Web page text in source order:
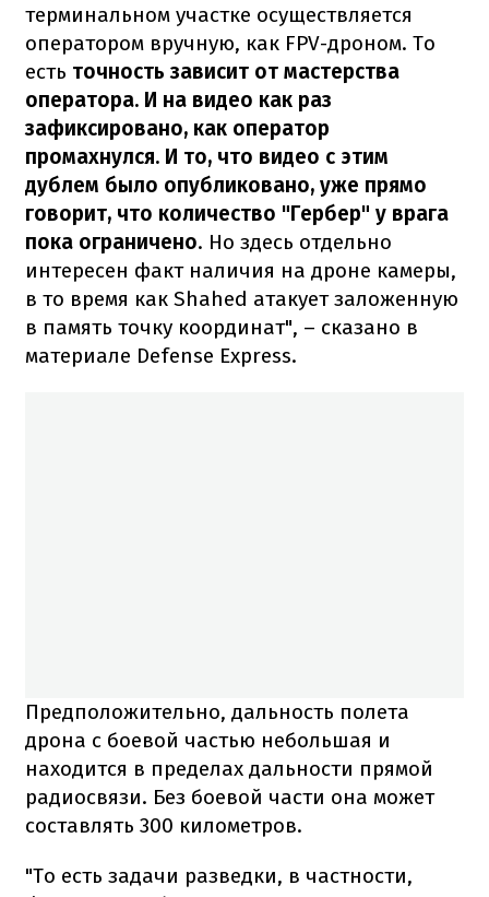
терминальном участке осуществляется
оператором вручную, как FPV-дроном. То
есть точность зависит от мастерства
оператора. И на видео как раз
зафиксировано, как оператор
промахнулся. И то, что видео с этим
дублем было опубликовано, уже прямо
говорит, что количество "Гербер" у врага
пока ограничено. Но здесь отдельно
интересен факт наличия на дроне камеры,
в то время как Shahed атакует заложенную
в память точку координат", – сказано в
материале Defense Express.
Предположительно, дальность полета
дрона с боевой частью небольшая и
находится в пределах дальности прямой
радиосвязи. Без боевой части она может
составлять 300 километров.
"То есть задачи разведки, в частности,